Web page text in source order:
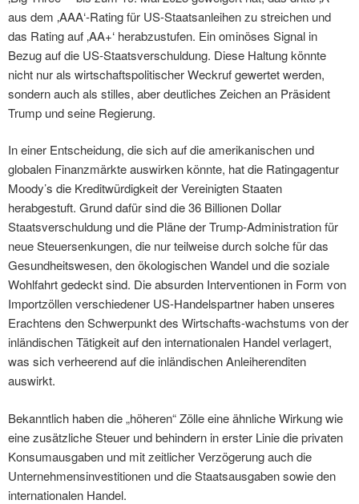
aus dem ‚AAA‘-Rating für US-Staatsanleihen zu streichen und
das Rating auf ‚AA+‘ herabzustufen. Ein ominöses Signal in
Bezug auf die US-Staatsverschuldung. Diese Haltung könnte
nicht nur als wirtschaftspolitischer Weckruf gewertet werden,
sondern auch als stilles, aber deutliches Zeichen an Präsident
Trump und seine Regierung.
In einer Entscheidung, die sich auf die amerikanischen und
globalen Finanzmärkte auswirken könnte, hat die Ratingagentur
Moody’s die Kreditwürdigkeit der Vereinigten Staaten
herabgestuft. Grund dafür sind die 36 Billionen Dollar
Staatsverschuldung und die Pläne der Trump-Administration für
neue Steuersenkungen, die nur teilweise durch solche für das
Gesundheitswesen, den ökologischen Wandel und die soziale
Wohlfahrt gedeckt sind. Die absurden Interventionen in Form von
Importzöllen verschiedener US-Handelspartner haben unseres
Erachtens den Schwerpunkt des Wirtschafts-wachstums von der
inländischen Tätigkeit auf den internationalen Handel verlagert,
was sich verheerend auf die inländischen Anleiherenditen
auswirkt.
Bekanntlich haben die „höheren“ Zölle eine ähnliche Wirkung wie
eine zusätzliche Steuer und behindern in erster Linie die privaten
Konsumausgaben und mit zeitlicher Verzögerung auch die
Unternehmensinvestitionen und die Staatsausgaben sowie den
internationalen Handel.